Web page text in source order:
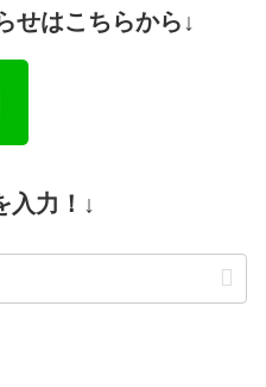
せはこちらから↓
入力！↓